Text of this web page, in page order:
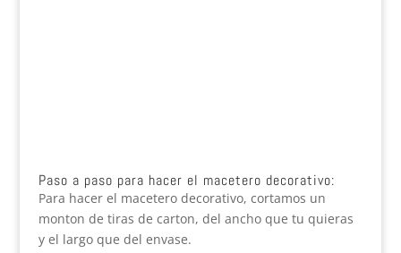
Paso a paso para hacer el macetero decorativo:
Para hacer el macetero decorativo, cortamos un
monton de tiras de carton, del ancho que tu quieras
y el largo que del envase.